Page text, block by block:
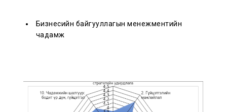
Бизнесийн байгууллагын менежментийн
чадамж